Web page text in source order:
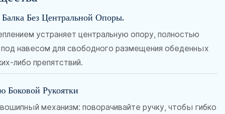
Без Центральной Опоры.
устраняет центральную опору, полностью
навесом для свободного размещения обеденных
либо препятствий.
Рукоятки
механизм: поворачивайте ручку, чтобы гибко